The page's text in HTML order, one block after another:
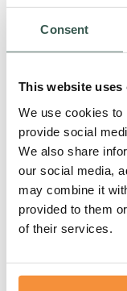
Consent
This website uses
We use cookies to
provide social
We also share
our social media,
may combine it
provided to them
of their services.
16 juni, 2026
Blogs
Vandaag was het dan
vogel naar...
Lees meer